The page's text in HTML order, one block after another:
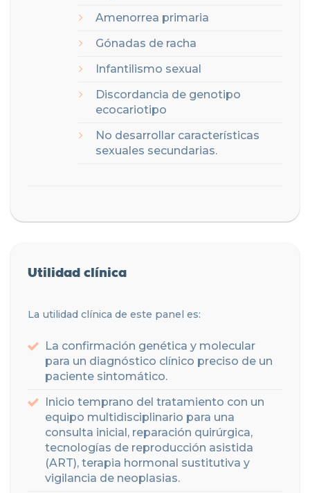
Amenorrea primaria
Gónadas de racha
Infantilismo sexual
Discordancia de genotipo
ecocariotipo
No desarrollar características
sexuales secundarias.
Utilidad clínica
La utilidad clínica de este panel es:
La confirmación genética y molecular
para un diagnóstico clínico preciso de un
paciente sintomático.
Inicio temprano del tratamiento con un
equipo multidisciplinario para una
consulta inicial, reparación quirúrgica,
tecnologías de reproducción asistida
(ART), terapia hormonal sustitutiva y
vigilancia de neoplasias.